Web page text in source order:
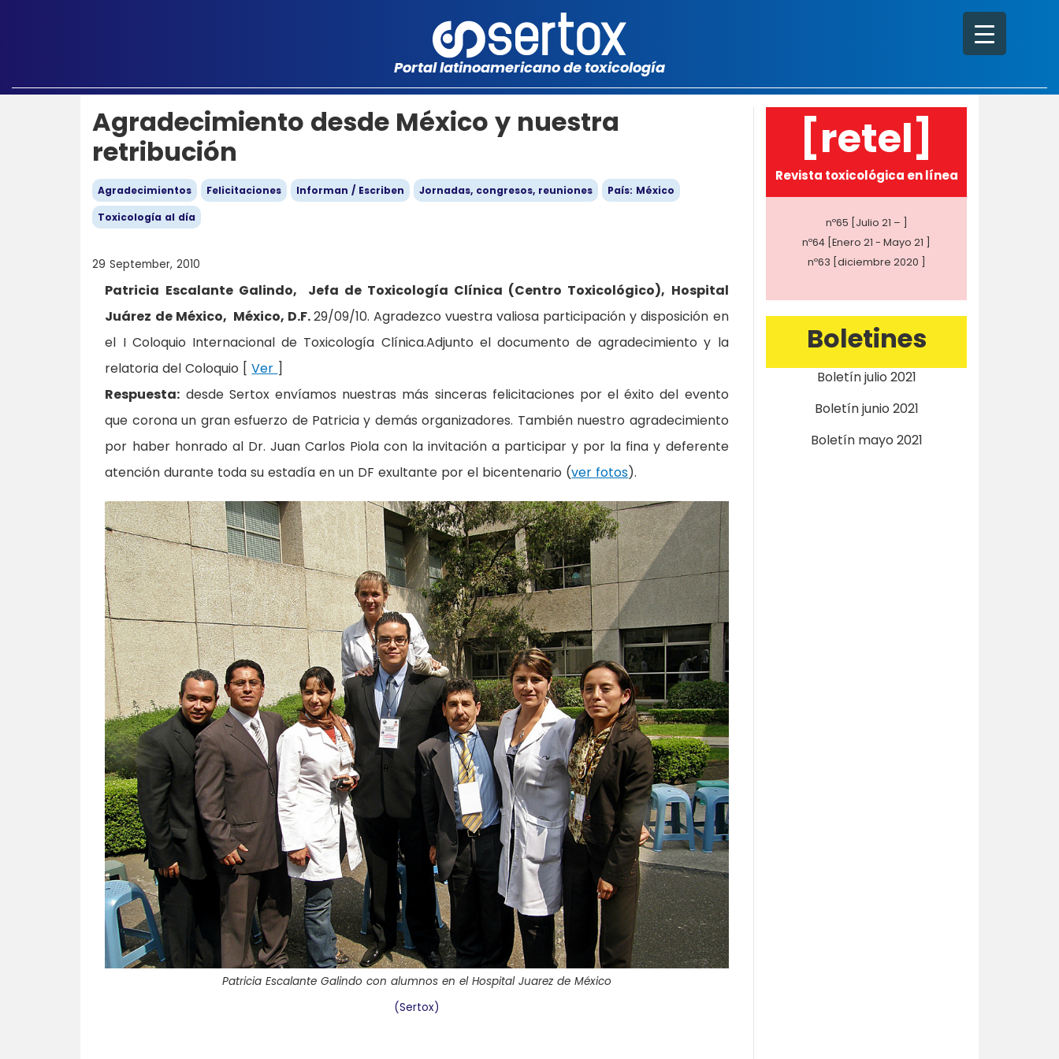
Portal latinoamericano de toxicología
Agradecimiento desde México y nuestra
retribución
Agradecimientos Felicitaciones Informan / Escriben Jornadas, congresos, reuniones
País: México
Toxicología al día
29 September, 2010
Patricia Escalante Galindo, Jefa de Toxicología Clínica (Centro Toxicológico), Hospital
Juárez de México, México, D.F.29/09/10. Agradezco vuestra valiosa participación y disposición en
el I Coloquio Internacional de Toxicología Clínica.Adjunto el documento de agradecimiento y la
relatoria del Coloquio [Ver ]
Respuesta: desde Sertox envíamos nuestras más sinceras felicitaciones por el éxito del evento
que corona un gran esfuerzo de Patricia y demás organizadores. También nuestro agradecimiento
por haber honrado al Dr. Juan Carlos Piola con la invitación a participar y por la fina y deferente
atención durante toda su estadía en un DF exultante por el bicentenario (ver fotos).
Patricia Escalante Galindo con alumnos en el Hospital Juarez de México
(Sertox)
[retel]
Revista toxicológica en línea
nº65 [Julio 21 – ]
nº64 [Enero 21 - Mayo 21 ]
nº63 [diciembre 2020 ]
Boletines
Boletín julio 2021
Boletín junio 2021
Boletín mayo 2021